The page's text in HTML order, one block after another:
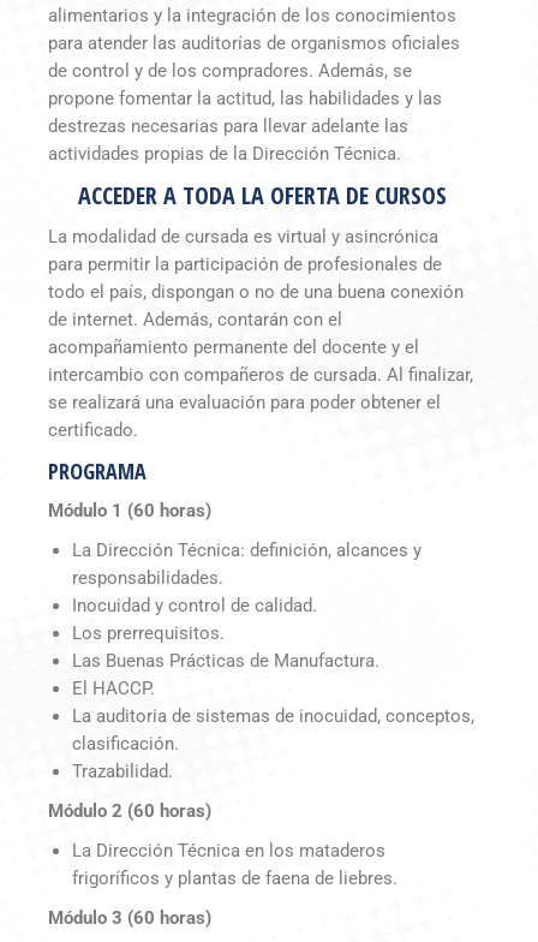
alimentarios y la integración de los conocimientos
para atender las auditorías de organismos oficiales
de control y de los compradores. Además, se
propone fomentar la actitud, las habilidades y las
destrezas necesarias para llevar adelante las
actividades propias de la Dirección Técnica.
ACCEDER A TODA LA OFERTA DE CURSOS
La modalidad de cursada es virtual y asincrónica
para permitir la participación de profesionales de
todo el país, dispongan o no de una buena conexión
de internet. Además, contarán con el
acompañamiento permanente del docente y el
intercambio con compañeros de cursada. Al finalizar,
se realizará una evaluación para poder obtener el
certificado.
PROGRAMA
Módulo 1 (60 horas)
La Dirección Técnica: definición, alcances y
responsabilidades.
Inocuidad y control de calidad.
Los prerrequisitos.
Las Buenas Prácticas de Manufactura.
El HACCP.
La auditoria de sistemas de inocuidad, conceptos,
clasificación.
Trazabilidad.
Módulo 2 (60 horas)
La Dirección Técnica en los mataderos
frigoríficos y plantas de faena de liebres.
Módulo 3 (60 horas)